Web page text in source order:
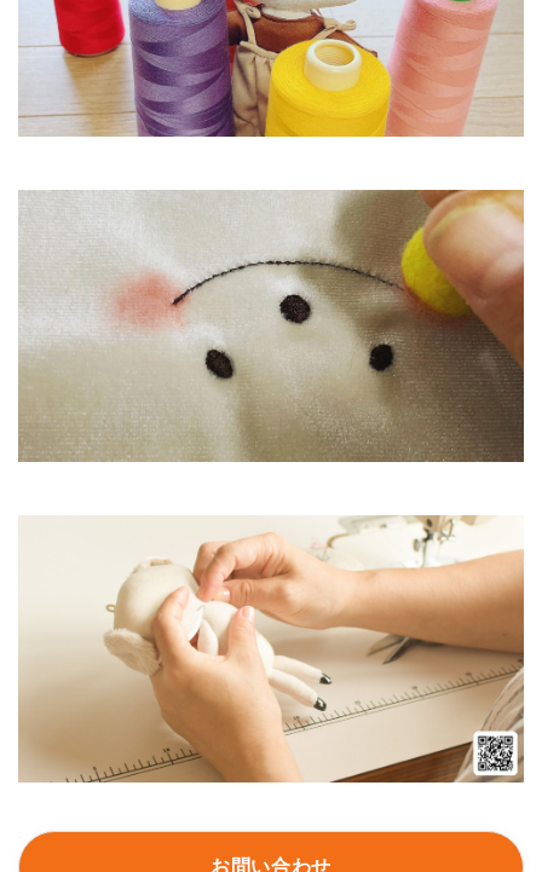
お問い合わせ